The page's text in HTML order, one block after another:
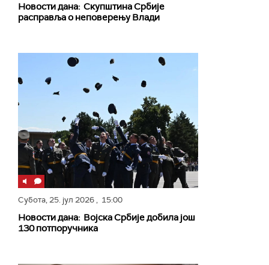
Новости дана: Скупштина Србије
расправља о неповерењу Влади
Субота,25. јул 2026, 15:00
Новости дана: Војска Србије добила још
130 потпоручника